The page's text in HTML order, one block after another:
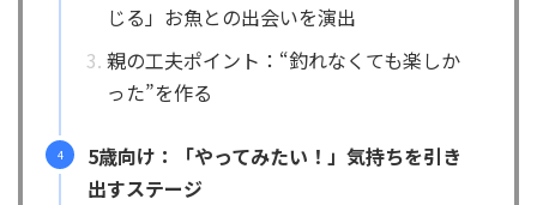
じる」お魚との出会いを演出
親の工夫ポイント：“釣れなくても楽しか
った”を作る
5歳向け：「やってみたい！」気持ちを引き
出すステージ